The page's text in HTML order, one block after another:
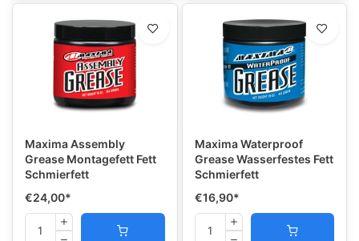
Maxima Assembly
Grease Montagefett Fett
Schmierfett
€24,00*
Maxima Waterproof
Grease Wasserfestes Fett
Schmierfett
€16,90*